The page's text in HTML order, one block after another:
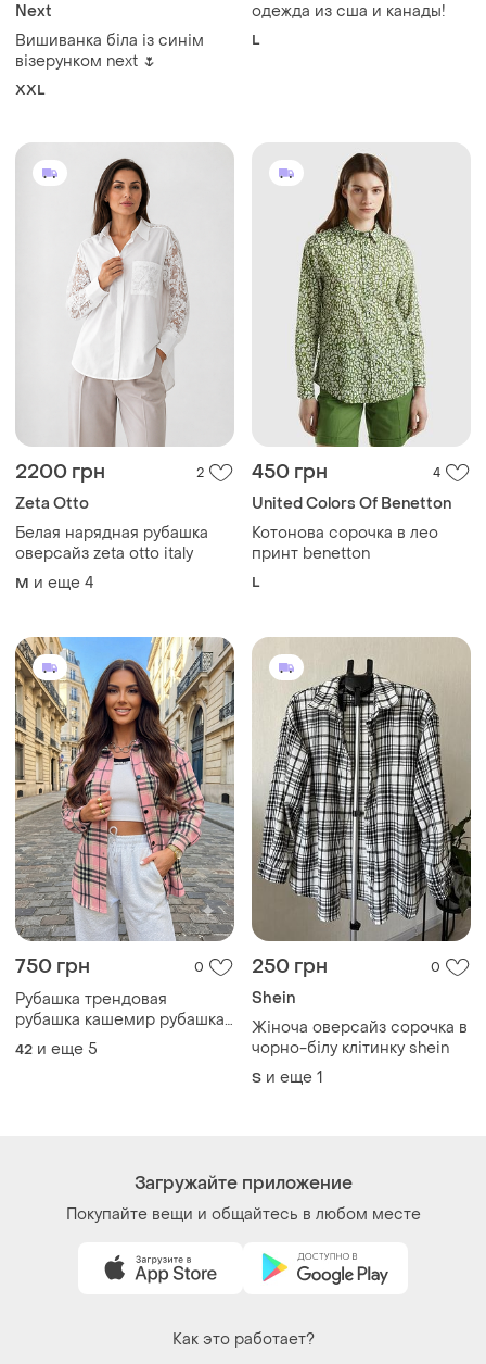
2200 грн
Zeta Otto
Белая нарядная рубашка
оверсайз zeta otto italy
M и еще 4
450 грн
United Colors Of Benetton
Котонова сорочка в лео
принт benetton
750 грн 0
Рубашка трендовая
рубашка кашемир рубашка
теплая хит продажи
рубашка на осень
рубашка много цветов хит
продаж
42 и еще 5
250 грн 0
Shein
Жіноча оверсайз сорочка в
чорно-білу клітинку shein
и еще 1
Загружайте приложение
Покупайте вещи и общайтесь в любом месте
Как это работает?
Украина, 02121, Киев, Харьковское шоссе, дом 201-
203, буква 4Г
Политика конфиденциальности